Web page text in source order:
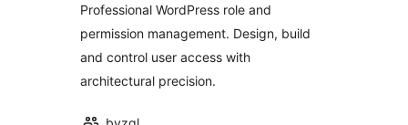
Professional WordPress role and
permission management. Design, build
and control user access with
architectural precision.